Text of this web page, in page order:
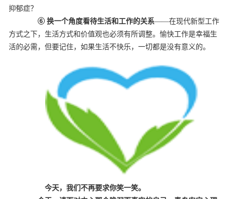
抑郁症？
⑥ 换一个角度看待生活和工作的关系——在现代新型工作
方式之下，生活方式和价值观也必须有所调整。愉快工作是幸福生
活的必需，但要记住，如果生活不快乐，一切都是没有意义的。
今天，我们不再要求你笑一笑。